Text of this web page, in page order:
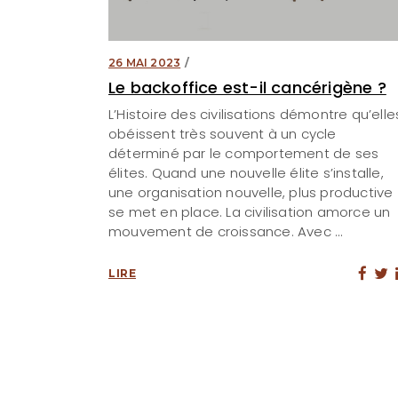
26 MAI 2023
Le backoffice est-il cancérigène ?
L’Histoire des civilisations démontre
obéissent très souvent à un cycle
déterminé par le comportement de ses
élites. Quand une nouvelle élite s’installe,
une organisation nouvelle, plus productive
se met en place. La civilisation amorce un
mouvement de croissance. Avec
LIRE